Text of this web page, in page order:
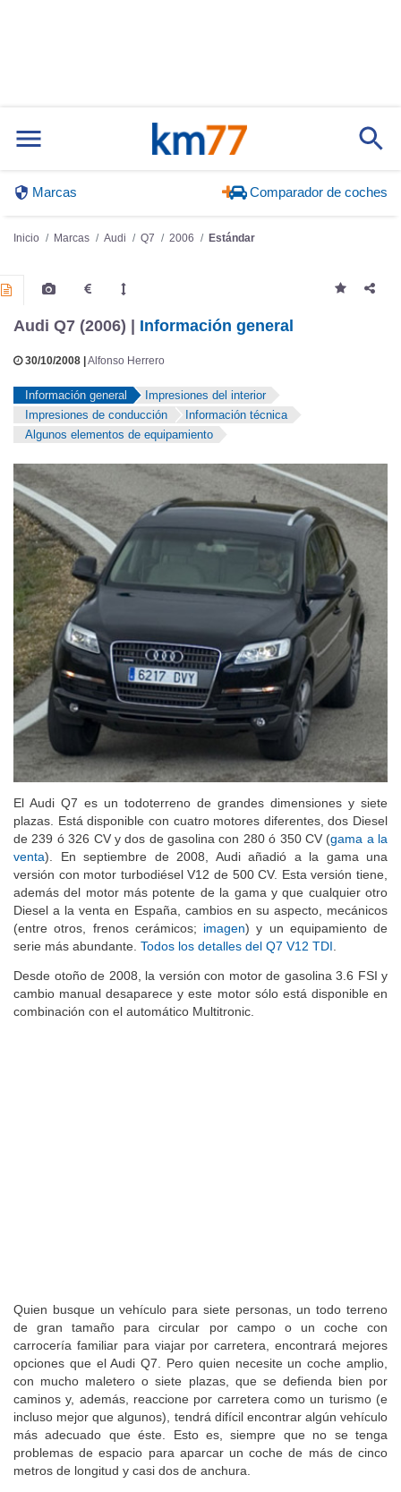
Marcas Comparador de coches
Inicio Marcas Audi Q7 2006 Estándar
Audi Q7 (2006) | Información general
30/10/2008 | Alfonso Herrero
Información general
Impresiones del interior
Impresiones de conducción
Información técnica
Algunos elementos de equipamiento
El Audi Q7 es un todoterreno de grandes dimensiones y siete
plazas. Está disponible con cuatro motores diferentes, dos Diesel
de 239 ó 326 CV y dos de gasolina con 280 ó 350 CV (gama a la
venta). En septiembre de 2008, Audi añadió a la gama una
versión con motor turbodiésel V12 de 500 CV. Esta versión tiene,
además del motor más potente de la gama y que cualquier otro
Diesel a la venta en España, cambios en su aspecto, mecánicos
(entre otros, frenos cerámicos; imagen) y un equipamiento de
serie más abundante. Todos los detalles del Q7 V12 TDI.
Desde otoño de 2008, la versión con motor de gasolina 3.6 FSI y
cambio manual desaparece y este motor sólo está disponible en
combinación con el automático Multitronic.
Quien busque un vehículo para siete personas, un todo terreno
de gran tamaño para circular por campo o un coche con
carrocería familiar para viajar por carretera, encontrará mejores
opciones que el Audi Q7. Pero quien necesite un coche amplio,
con mucho maletero o siete plazas, que se defienda bien por
caminos y, además, reaccione por carretera como un turismo (e
incluso mejor que algunos), tendrá difícil encontrar algún vehículo
más adecuado que éste. Esto es, siempre que no se tenga
problemas de espacio para aparcar un coche de más de cinco
metros de longitud y casi dos de anchura.